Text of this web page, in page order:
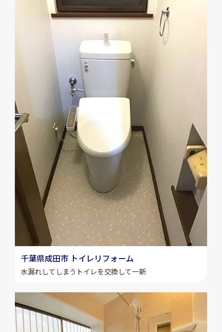
千葉県成田市 トイレリフォーム
水漏れしてしまうトイレを交換して一新